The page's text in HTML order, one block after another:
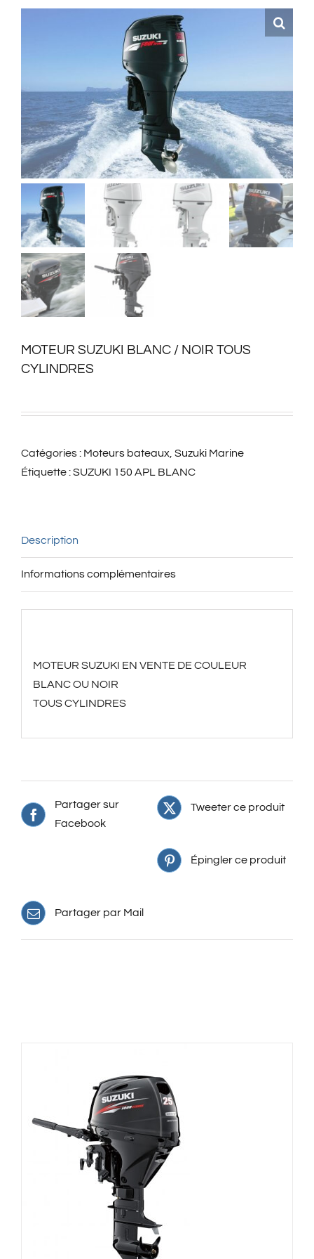
MOTEUR SUZUKI BLANC / NOIR TOUS
CYLINDRES
Catégories : Moteurs bateaux Suzuki Marine
Étiquette :SUZUKI 150 APL BLANC
Description
Informations complémentaires
MOTEUR SUZUKI EN VENTE DE COULEUR
BLANC OU NOIR
TOUS CYLINDRES
Partager sur
Facebook
Tweeter ce produit
Épingler ce produit
Partager par Mail